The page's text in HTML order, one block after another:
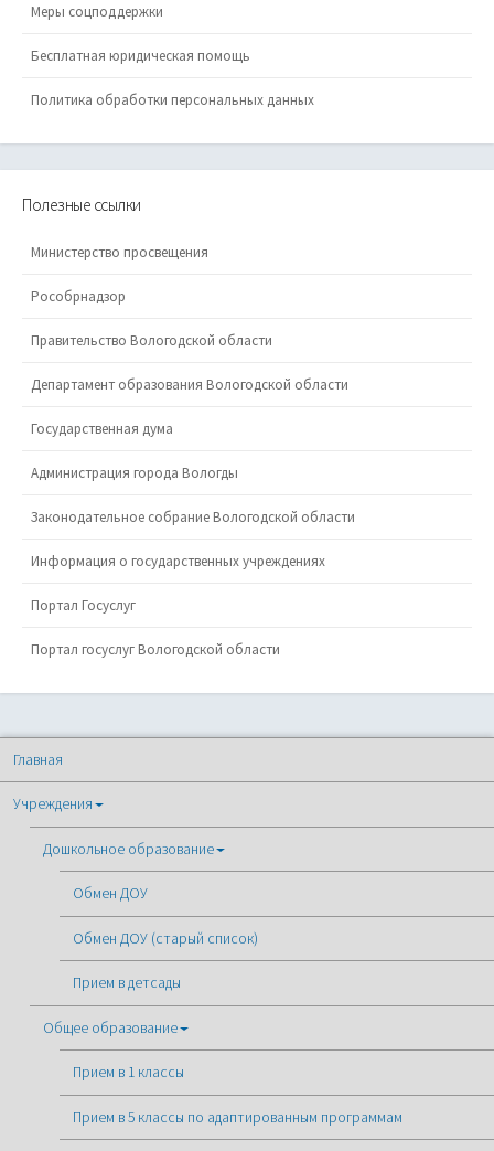
Меры соцподдержки
Бесплатная юридическая помощь
Политика обработки персональных данных
Полезные ссылки
Министерство просвещения
Рособрнадзор
Правительство Вологодской области
Департамент образования Вологодской области
Государственная дума
Администрация города Вологды
Законодательное собрание Вологодской области
Информация о государственных учреждениях
Портал Госуслуг
Портал госуслуг Вологодской области
Главная
Учреждения
Дошкольное образование
Обмен ДОУ
Обмен ДОУ (старый список)
Прием в детсады
Общее образование
Прием в 1 классы
Прием в 5 классы по адаптированным программам